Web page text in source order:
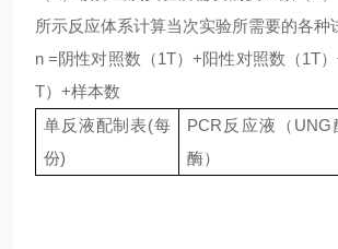
所示反应体系计算当次实验所需要的各种
n =阴性对照数（1T）+阳性对照数（1T
T）+样本数
单反液配制表(每
份)
PCR反应液（UNG
酶）